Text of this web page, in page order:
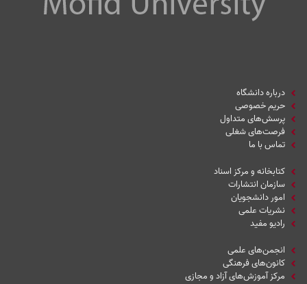
درباره دانشگاه
حریم خصوصی
پرسش‌های متداول
فرصت‌های شغلی
تماس با ما
کتابخانه و مرکز اسناد
سازمان انتشارات
امور دانشجویان
نشریات علمی
رادیو مفید
انجمن‌های علمی
کانون‌های فرهنگی
مرکز آموزش‌های آزاد و مجازی